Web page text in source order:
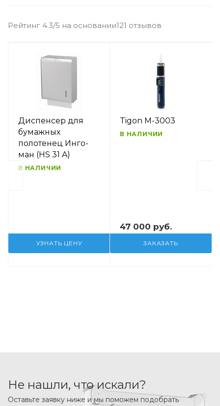
Рейтинг 4.3/5 на основании121 отзывов
Диспенсер для
бумажных
полотенец Инго-
ман (HS 31 A)
В НАЛИЧИИ
УЗНАТЬ ЦЕНУ
Tigon M-3003
В НАЛИЧИИ
47 000 руб.
ЗАКАЗАТЬ
Не нашли, что искали?
Оставьте заявку ниже и мы поможем подобрать